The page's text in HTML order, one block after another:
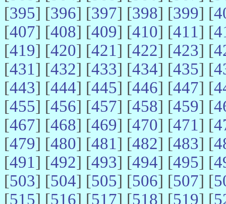
[395] [396] [397] [398] [399] [
[407] [408] [409] [410] [411] [
[419] [420] [421] [422] [423] [
[431] [432] [433] [434] [435] [
[443] [444] [445] [446] [447] [
[455] [456] [457] [458] [459] [
[467] [468] [469] [470] [471] [
[479] [480] [481] [482] [483] [
[491] [492] [493] [494] [495] [
[503] [504] [505] [506] [507] [
[515] [516] [517] [518] [519] [